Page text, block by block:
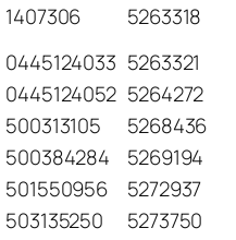
1407306
5263318
0445124033 5263321
0445124052 5264272
500313105
5268436
500384284
5269194
501550956
5272937
503135250
5273750